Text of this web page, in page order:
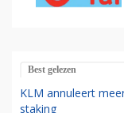
Best gelezen
KLM annuleert
staking